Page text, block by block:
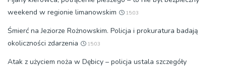
weekend w regionie limanowskim
15:03
Śmierć na Jeziorze Rożnowskim. Policja i prokuratura badają
okoliczności zdarzenia
15:03
Atak z użyciem noża w Dębicy – policja ustala szczegóły